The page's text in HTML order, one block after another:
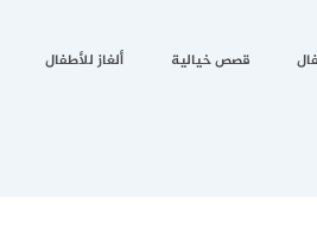
قصص خيالية ألغاز للأطفال